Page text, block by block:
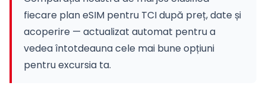
fiecare plan eSIM pentru TCI după preț, date și
acoperire — actualizat automat pentru a
vedea întotdeauna cele mai bune opțiuni
pentru excursia ta.